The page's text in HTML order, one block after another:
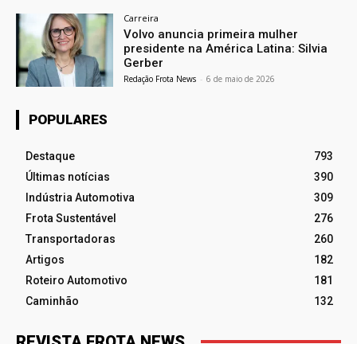
Carreira
Volvo anuncia primeira mulher
presidente na América Latina: Silvia
Gerber
Redação Frota News - 6 de maio de 2026
POPULARES
Destaque
793
Últimas notícias
390
Indústria Automotiva
309
Frota Sustentável
276
Transportadoras
260
Artigos
182
Roteiro Automotivo
181
Caminhão
132